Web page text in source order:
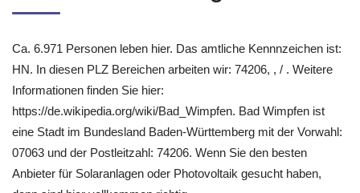
Ca. 6.971 Personen leben hier. Das amtliche Kennnzeichen ist:
HN. In diesen PLZ Bereichen arbeiten wir: 74206, , / . Weitere
Informationen finden Sie hier:
https://de.wikipedia.org/wiki/Bad_Wimpfen. Bad Wimpfen ist
eine Stadt im Bundesland Baden-Württemberg mit der Vorwahl:
07063 und der Postleitzahl: 74206. Wenn Sie den besten